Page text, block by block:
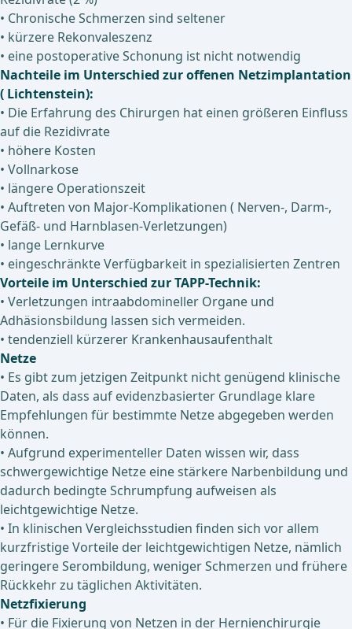
• Chronische Schmerzen sind seltener
• kürzere Rekonvaleszenz
• eine postoperative Schonung ist nicht notwendig
Nachteile im Unterschied zur offenen Netzimplantation
( Lichtenstein):
• Die Erfahrung des Chirurgen hat einen größeren Einfluss
auf die Rezidivrate
• höhere Kosten
• Vollnarkose
• längere Operationszeit
• Auftreten von Major-Komplikationen ( Nerven-, Darm-,
Gefäß- und Harnblasen-Verletzungen)
• lange Lernkurve
• eingeschränkte Verfügbarkeit in spezialisierten Zentren
Vorteile im Unterschied zur TAPP-Technik:
• Verletzungen intraabdomineller Organe und
Adhäsionsbildung lassen sich vermeiden.
• tendenziell kürzerer Krankenhausaufenthalt
Netze
• Es gibt zum jetzigen Zeitpunkt nicht genügend klinische
Daten, als dass auf evidenzbasierter Grundlage klare
Empfehlungen für bestimmte Netze abgegeben werden
können.
• Aufgrund experimenteller Daten wissen wir, dass
schwergewichtige Netze eine stärkere Narbenbildung und
dadurch bedingte Schrumpfung aufweisen als
leichtgewichtige Netze.
• In klinischen Vergleichsstudien finden sich vor allem
kurzfristige Vorteile der leichtgewichtigen Netze, nämlich
geringere Serombildung, weniger Schmerzen und frühere
Rückkehr zu täglichen Aktivitäten.
Netzfixierung
• Für die Fixierung von Netzen in der Hernienchirurgie